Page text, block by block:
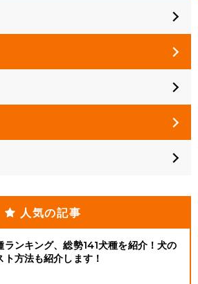
人気の記事
ランキング、総勢141犬種を紹介！犬の
ト方法も紹介します！